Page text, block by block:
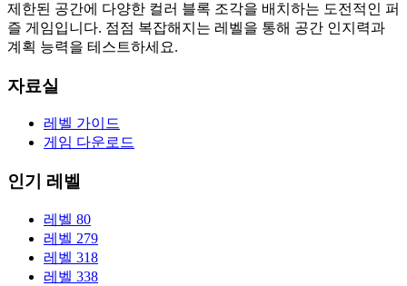
제한된 공간에 다양한 컬러 블록 조각을 배치하는 도전적인 퍼
즐 게임입니다. 점점 복잡해지는 레벨을 통해 공간 인지력과
계획 능력을 테스트하세요.
자료실
레벨 가이드
게임 다운로드
인기 레벨
레벨 80
레벨 279
레벨 318
레벨 338